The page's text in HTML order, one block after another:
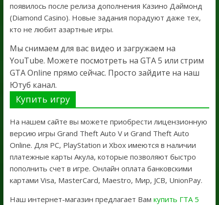
появилось после релиза дополнения Казино Даймонд
(Diamond Casino). Новые задания порадуют даже тех,
кто не любит азартные игры.
Мы снимаем для вас видео и загружаем на
YouTube. Можете посмотреть на GTA 5 или стрим
GTA Online прямо сейчас. Просто зайдите на наш
Ютуб канал.
Купить игру
На нашем сайте вы можете приобрести лицензионную
версию игры Grand Theft Auto V и Grand Theft Auto
Online. Для PC, PlayStation и Xbox имеются в наличии
платежные карты Акула, которые позволяют быстро
пополнить счет в игре. Онлайн оплата банковскими
картами Visa, MasterCard, Maestro, Мир, JCB, UnionPay.
Наш интернет-магазин предлагает Вам купить ГТА 5